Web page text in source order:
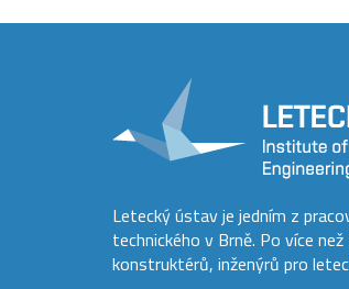
Letecký ústav je jedním z
technického v Brně. Po více
konstruktérů, inženýrů pro